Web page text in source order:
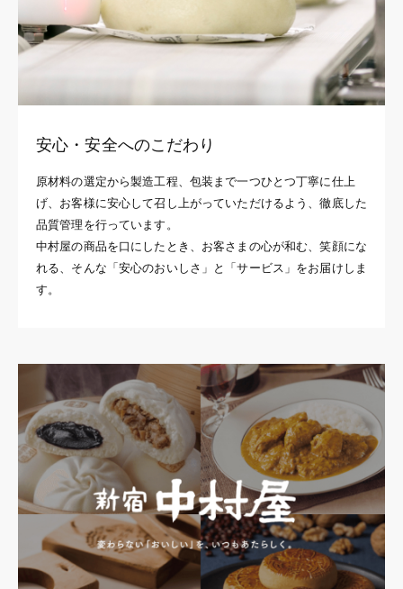
安心・安全へのこだわり
原材料の選定から製造工程、包装まで一つひとつ丁寧に仕上
げ、お客様に安心して召し上がっていただけるよう、徹底した
品質管理を行っています。
中村屋の商品を口にしたとき、お客さまの心が和む、笑顔にな
れる、そんな「安心のおいしさ」と「サービス」をお届けしま
す。